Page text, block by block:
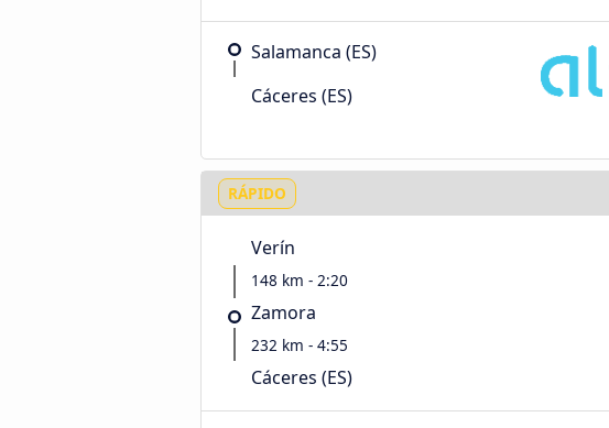
Salamanca (ES)
Cáceres‎‎ (ES)
RÁPIDO
Verín
148 km - 2:20
Zamora
232 km - 4:55
Cáceres‎‎ (ES)